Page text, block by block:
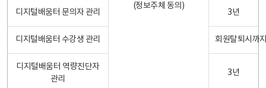
(정보주체 동의)
디지털배움터 문의자 관리 3년
디지털배움터 수강생 관리 회원탈퇴시까
디지털배움터 역량진단자
관리
3년